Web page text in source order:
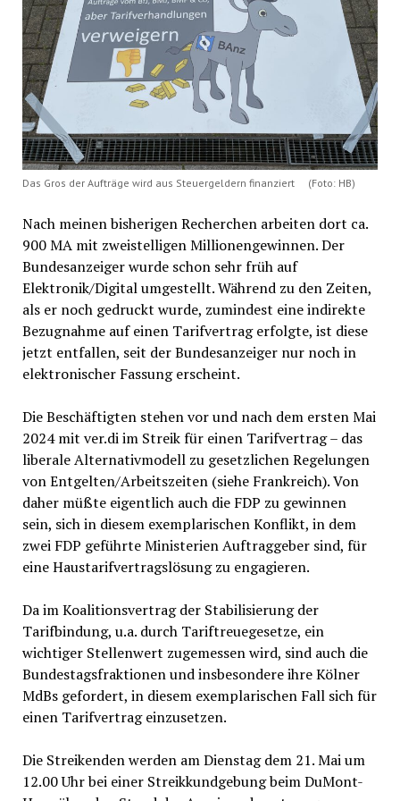
Das Gros der Aufträge wird aus Steuergeldern finanziert (Foto: HB)
Nach meinen bisherigen Recherchen arbeiten dort ca.
900 MA mit zweistelligen Millionengewinnen. Der
Bundesanzeiger wurde schon sehr früh auf
Elektronik/Digital umgestellt. Während zu den Zeiten,
als er noch gedruckt wurde, zumindest eine indirekte
Bezugnahme auf einen Tarifvertrag erfolgte, ist diese
jetzt entfallen, seit der Bundesanzeiger nur noch in
elektronischer Fassung erscheint.
Die Beschäftigten stehen vor und nach dem ersten Mai
2024 mit ver.di im Streik für einen Tarifvertrag – das
liberale Alternativmodell zu gesetzlichen Regelungen
von Entgelten/Arbeitszeiten (siehe Frankreich). Von
daher müßte eigentlich auch die FDP zu gewinnen
sein, sich in diesem exemplarischen Konflikt, in dem
zwei FDP geführte Ministerien Auftraggeber sind, für
eine Haustarifvertragslösung zu engagieren.
Da im Koalitionsvertrag der Stabilisierung der
Tarifbindung, u.a. durch Tariftreuegesetze, ein
wichtiger Stellenwert zugemessen wird, sind auch die
Bundestagsfraktionen und insbesondere ihre Kölner
MdBs gefordert, in diesem exemplarischen Fall sich für
einen Tarifvertrag einzusetzen.
Die Streikenden werden am Dienstag dem 21. Mai um
12.00 Uhr bei einer Streikkundgebung beim DuMont-